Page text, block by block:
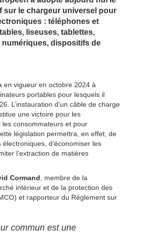
sur le chargeur universel pour
: téléphones et
liseuses, tablettes,
dispositifs de
en vigueur en octobre 2024 à
portables pour lesquels il
L’instauration d’un câble de charge
une victoire pour les
consommateurs et pour
législation permettra, en effet, de
d’économiser les
l’extraction de matières
Cormand , membre de la
intérieur et de la protection des
et rapporteur du Règlement sur
commun est une